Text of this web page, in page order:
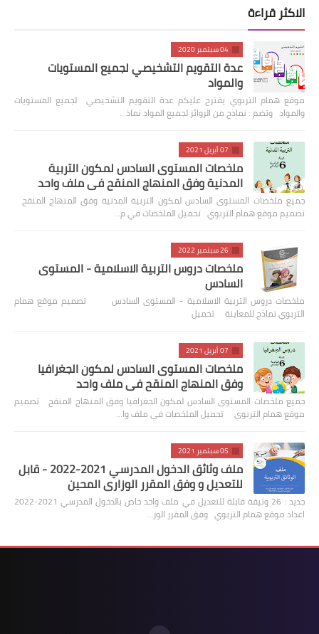
الاكثر قراءة
04 سبتمبر 2020
عدة التقويم التشخيصي لجميع المستويات
والمواد
موقع همام التربوي يقترح عليكم عدة التقويم التشخيصي لجميع المستويات
والمواد وتضم : نماذج من الروائز لجميع المواد نماذ…
07 أبريل 2021
ملخصات المستوى السادس لمكون التربية
المدنية وفق المنهاج المنقح في ملف واحد
جميع ملخصات المستوى السادس لمكون التربية المدنية وفق المنهاج المنقح
تصميم موقع همام التربوي تحميل الملخصات في م…
26 سبتمبر 2022
ملخصات دروس التربية الاسلامية - المستوى
السادس
ملخصات دروس التربية الاسلامية - المستوى السادس تصميم موقع همام
التربوي نماذج للمعاينة تحميل
07 أبريل 2021
ملخصات المستوى السادس لمكون الجغرافيا
وفق المنهاج المنقح في ملف واحد
جميع ملخصات المستوى السادس لمكون الجغرافيا وفق المنهاج المنقح تصميم
موقع همام التربوي تحميل الملخصات في ملف وا…
05 سبتمبر 2021
ملف وثائق الدخول المدرسي 2021-2022 - قابل
للتعديل و وفق المقرر الوزاري المحين
جديد : 26 وثيقة قابلة للتعديل في ملف واحد خاص بالدخول المدرسي 2021-2022
اعداد موقع همام التربوي وفق المقرر الوز…